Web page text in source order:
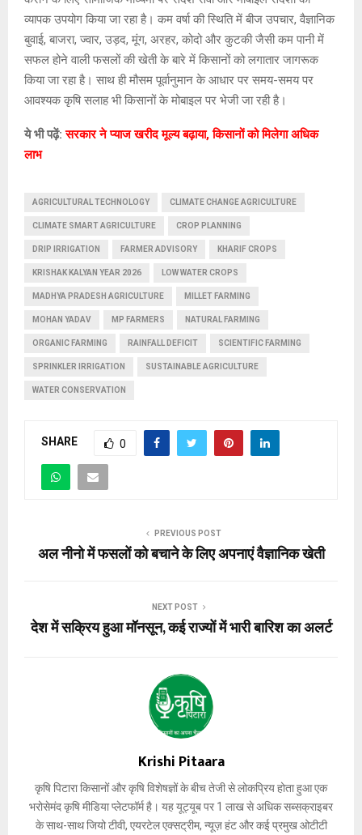
व्यापक उपयोग किया जा रहा है। कम वर्षा की स्थिति में बीज उपचार, वैज्ञानिक
बुवाई, बाजरा, ज्वार, उड़द, मूंग, अरहर, कोदो और कुटकी जैसी कम पानी में
सफल होने वाली फसलों की खेती के बारे में किसानों को लगातार जागरूक
किया जा रहा है। साथ ही मौसम पूर्वानुमान के आधार पर समय-समय पर
आवश्यक कृषि सलाह भी किसानों के मोबाइल पर भेजी जा रही है।
ये भी पढ़ें:सरकार ने प्याज खरीद मूल्य बढ़ाया, किसानों को मिलेगा अधिक
लाभ
AGRICULTURAL TECHNOLOGY CLIMATE CHANGE AGRICULTURE
CLIMATE SMART AGRICULTURE CROP PLANNING
DRIP IRRIGATION FARMER ADVISORY KHARIF CROPS
KRISHAK KALYAN YEAR 2026 LOW WATER CROPS
MADHYA PRADESH AGRICULTURE MILLET FARMING
MOHAN YADAV MP FARMERS NATURAL FARMING
ORGANIC FARMING RAINFALL DEFICIT SCIENTIFIC FARMING
SPRINKLER IRRIGATION SUSTAINABLE AGRICULTURE
WATER CONSERVATION
SHARE 0
PREVIOUS POST
अल नीनो में फसलों को बचाने के लिए अपनाएं वैज्ञानिक खेती
NEXT POST
देश में सक्रिय हुआ मॉनसून, कई राज्यों में भारी बारिश का अलर्ट
Krishi Pitaara
कृषि पिटारा किसानों और कृषि विशेषज्ञों के बीच तेजी से लोकप्रिय होता हुआ एक
भरोसेमंद कृषि मीडिया प्लेटफॉर्म है। यह यूट्यूब पर 1 लाख से अधिक सब्सक्राइबर
के साथ-साथ जियो टीवी, एयरटेल एक्सट्रीम, न्यूज़ हंट और कई प्रमुख ओटीटी